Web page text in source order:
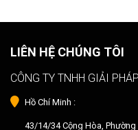
LIÊN HỆ CHÚNG TÔI
CÔNG TY TNHH GIẢI
Hồ Chí Minh :
43/14/34 Cộng Hòa, Phường